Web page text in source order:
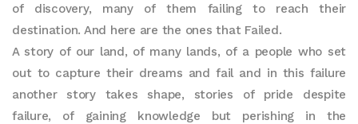
of discovery, many of them failing to reach their
destination. And here are the ones that Failed.
A story of our land, of many lands, of a people who set
out to capture their dreams and fail and in this failure
another story takes shape, stories of pride despite
failure, of gaining knowledge but perishing in the